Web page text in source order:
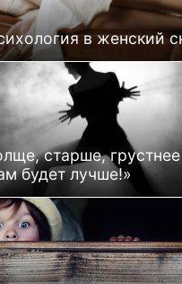
в женский
старше, грустнее
будет лучше!»